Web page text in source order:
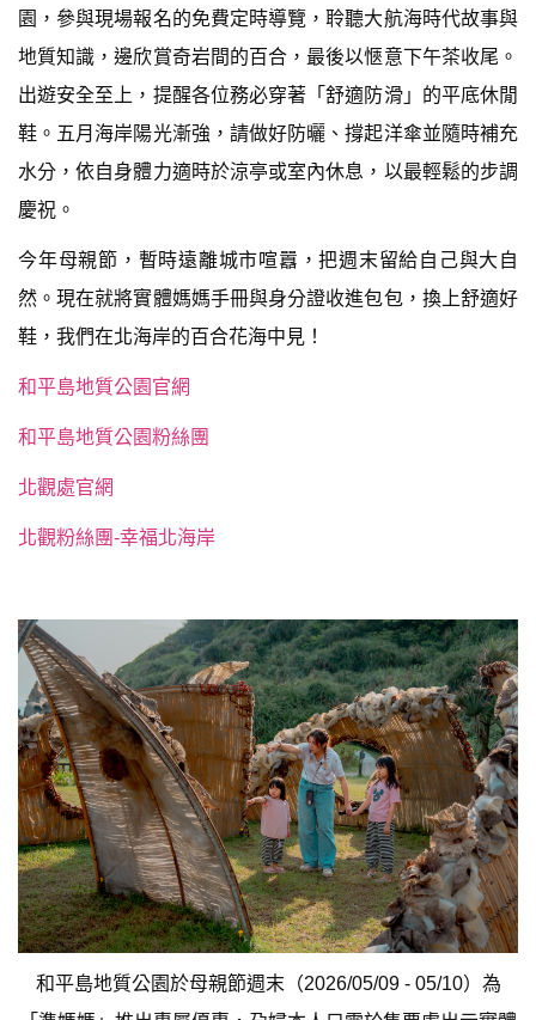
園，參與現場報名的免費定時導覽，聆聽大航海時代故事與
地質知識，邊欣賞奇岩間的百合，最後以愜意下午茶收尾。
出遊安全至上，提醒各位務必穿著「舒適防滑」的平底休閒
鞋。五月海岸陽光漸強，請做好防曬、撐起洋傘並隨時補充
水分，依自身體力適時於涼亭或室內休息，以最輕鬆的步調
慶祝。
今年母親節，暫時遠離城市喧囂，把週末留給自己與大自
然。現在就將實體媽媽手冊與身分證收進包包，換上舒適好
鞋，我們在北海岸的百合花海中見！
和平島地質公園官網
和平島地質公園粉絲團
北觀處官網
北觀粉絲團-幸福北海岸
和平島地質公園於母親節週末（2026/05/09 - 05/10）為